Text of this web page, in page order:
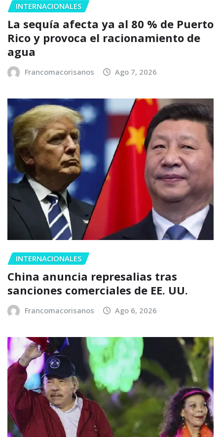
INTERNACIONALES
La sequía afecta ya al 80 % de Puerto
Rico y provoca el racionamiento de
agua
Francomacorisanos Ago 7, 2026
INTERNACIONALES
China anuncia represalias tras
sanciones comerciales de EE. UU.
Francomacorisanos Ago 6, 2026